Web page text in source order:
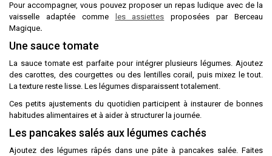
Pour accompagner, vous pouvez proposer un repas ludique avec de la
vaisselle adaptée comme
les assiettes proposées par Berceau
Magique.
Une sauce tomate
La sauce tomate est parfaite pour intégrer plusieurs légumes. Ajoutez
des carottes, des courgettes ou des lentilles corail, puis mixez le tout.
La texture reste lisse. Les légumes disparaissent totalement.
Ces petits ajustements du quotidien participent à instaurer de bonnes
habitudes alimentaires et à aider à structurer la journée.
Les pancakes salés aux légumes cachés
Ajoutez des légumes râpés dans une pâte à pancakes salée. Faites